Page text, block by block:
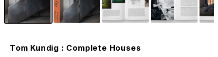
Tom Kundig : Complete Houses